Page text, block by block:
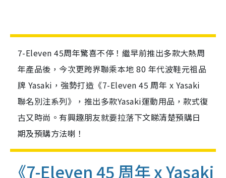
7-Eleven 45周年驚喜不停！繼早前推出多款大熱周
年產品後，今次更跨界聯乘本地 80 年代波鞋元祖品
牌 Yasaki，強勢打造《7-Eleven 45 周年 x Yasaki
聯名別注系列》，推出多款Yasaki運動用品，款式復
古又時尚。有興趣朋友就要拉落下文睇清楚預購日
期及預購方法喇！
《7-Eleven 45 周年 x Yasaki